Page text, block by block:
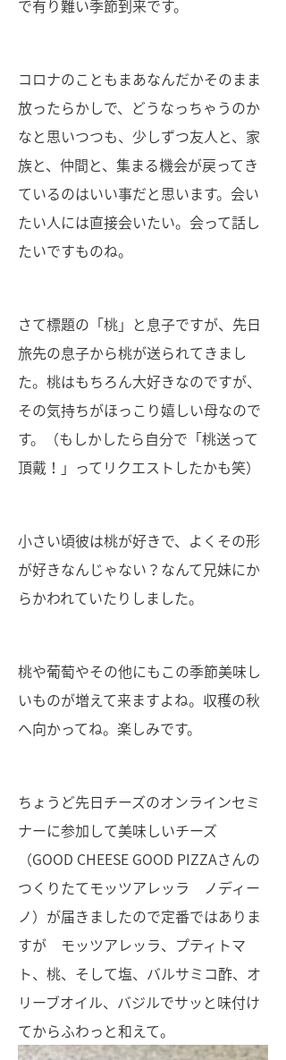
で有り難い季節到来です。
コロナのこともまあなんだかそのまま
放ったらかしで、どうなっちゃうのか
なと思いつつも、少しずつ友人と、家
族と、仲間と、集まる機会が戻ってき
ているのはいい事だと思います。会い
たい人には直接会いたい。会って話し
たいですものね。
さて標題の「桃」と息子ですが、先日
旅先の息子から桃が送られてきまし
た。桃はもちろん大好きなのですが、
その気持ちがほっこり嬉しい母なので
す。（もしかしたら自分で「桃送って
頂戴！」ってリクエストしたかも笑）
小さい頃彼は桃が好きで、よくその形
が好きなんじゃない？なんて兄妹にか
らかわれていたりしました。
桃や葡萄やその他にもこの季節美味し
いものが増えて来ますよね。収穫の秋
へ向かってね。楽しみです。
ちょうど先日チーズのオンラインセミ
ナーに参加して美味しいチーズ
（GOOD CHEESE GOOD PIZZAさんの
つくりたてモッツアレッラ ノディー
ノ）が届きましたので定番ではありま
すが モッツアレッラ、プティトマ
ト、桃、そして塩、バルサミコ酢、オ
リーブオイル、バジルでサッと味付け
てからふわっと和えて。